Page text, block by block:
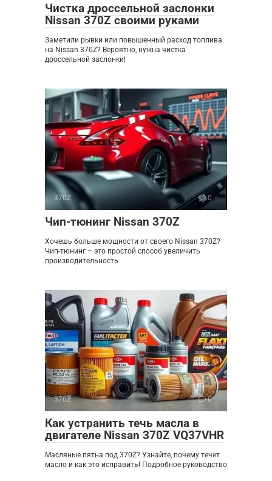
Чистка дроссельной заслонки
Nissan 370Z своими руками
Заметили рывки или повышенный расход топлива
на Nissan 370Z? Вероятно, нужна чистка
дроссельной заслонки!
370Z 0
Чип-тюнинг Nissan 370Z
Хочешь больше мощности от своего Nissan 370Z?
Чип-тюнинг – это простой способ увеличить
производительность
370Z 0
Как устранить течь масла в
двигателе Nissan 370Z VQ37VHR
Масляные пятна под 370Z? Узнайте, почему течет
масло и как это исправить! Подробное руководство